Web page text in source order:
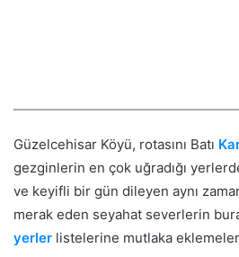
Güzelcehisar Köyü, rotasını Batı
gezginlerin en çok uğradığı
ve keyifli bir gün dileyen aynı
merak eden seyahat severlerin
yerler listelerine mutlaka